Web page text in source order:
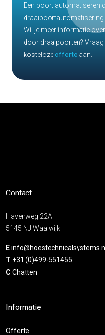
Een poort automatiseren
draaipoortautomatisering
Wil je meer informatie
door draaipoorten? Vraag
kosteloze offerte aan.
Contact
Havenweg 22A
5145 NJ Waalwijk
Einfo@hoestechnicalsystems.nl
T +31 (0)499-551455
C Chatten
Informatie
Offerte